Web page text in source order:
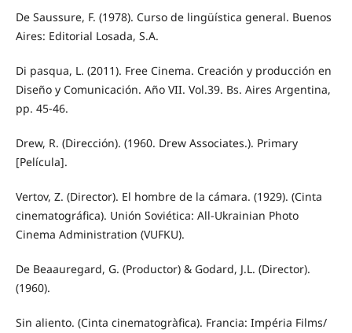
De Saussure, F. (1978). Curso de lingüística general. Buenos
Aires: Editorial Losada, S.A.
Di pasqua, L. (2011). Free Cinema. Creación y producción en
Diseño y Comunicación. Año VII. Vol.39. Bs. Aires Argentina,
pp. 45-46.
Drew, R. (Dirección). (1960. Drew Associates.). Primary
[Película].
Vertov, Z. (Director). El hombre de la cámara. (1929). (Cinta
cinematográfica). Unión Soviética: All-Ukrainian Photo
Cinema Administration (VUFKU).
De Beaauregard, G. (Productor) & Godard, J.L. (Director).
(1960).
Sin aliento. (Cinta cinematogràfica). Francia: Impéria Films/